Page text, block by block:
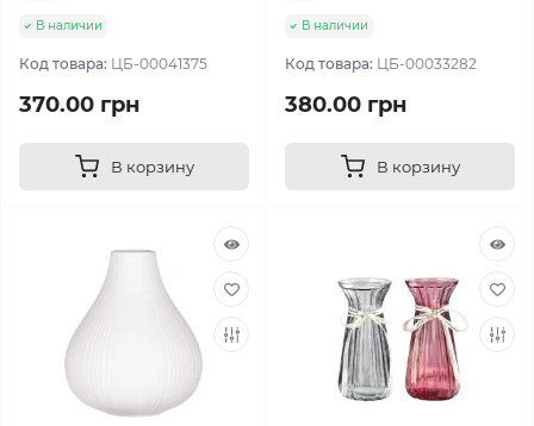
В наличии
Код товара: ЦБ-00041375
370.00 грн
В корзину
В наличии
Код товара: ЦБ-00033282
380.00 грн
В корзину